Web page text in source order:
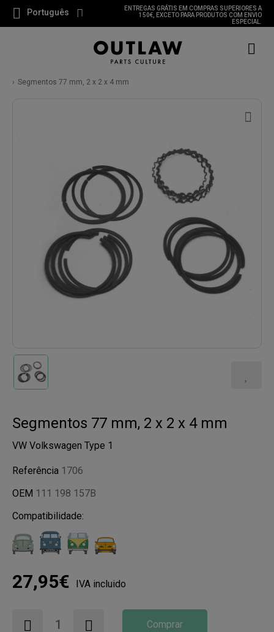
Português
ENTREGAS GRÁTIS EM COMPRAS SUPERIORES A
150€, EXCETO PARA PRODUTOS COM ENVIO
ESPECIAL.
Segmentos 77 mm, 2 x 2 x 4 mm
Segmentos 77 mm, 2 x 2 x 4 mm
VW Volkswagen Type 1
Referência 1706
OEM 111 198 157B
Compatibilidade:
27,95€ IVA incluido
Comprar